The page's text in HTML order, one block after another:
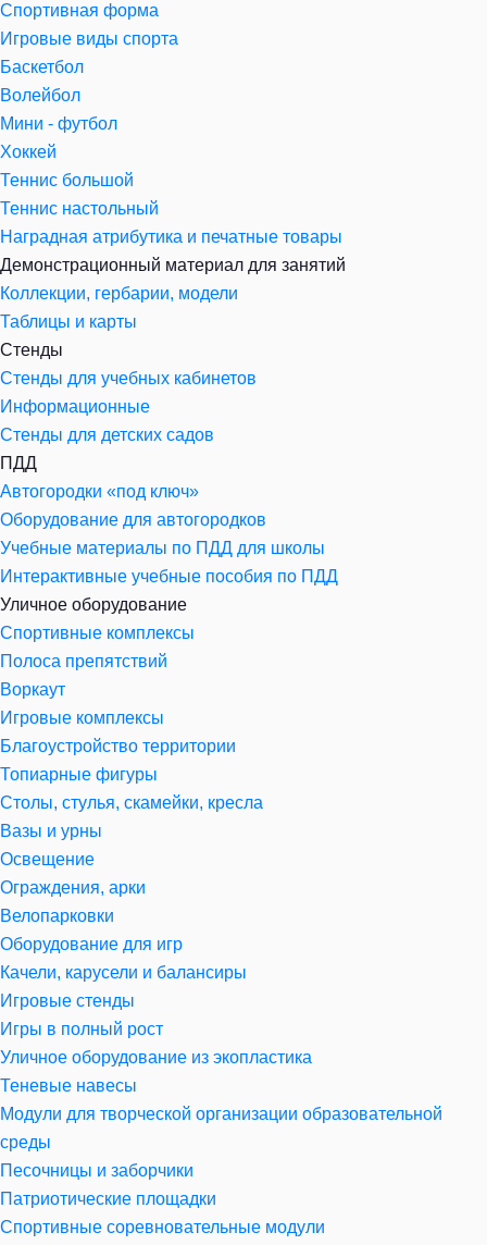
Спортивная форма
Игровые виды спорта
Баскетбол
Волейбол
Мини - футбол
Хоккей
Теннис большой
Теннис настольный
Наградная атрибутика и печатные товары
Демонстрационный материал для занятий
Коллекции, гербарии, модели
Таблицы и карты
Стенды
Стенды для учебных кабинетов
Информационные
Стенды для детских садов
ПДД
Автогородки «под ключ»
Оборудование для автогородков
Учебные материалы по ПДД для школы
Интерактивные учебные пособия по ПДД
Уличное оборудование
Спортивные комплексы
Полоса препятствий
Воркаут
Игровые комплексы
Благоустройство территории
Топиарные фигуры
Столы, стулья, скамейки, кресла
Вазы и урны
Освещение
Ограждения, арки
Велопарковки
Оборудование для игр
Качели, карусели и балансиры
Игровые стенды
Игры в полный рост
Уличное оборудование из экопластика
Теневые навесы
Модули для творческой организации образовательной
среды
Песочницы и заборчики
Патриотические площадки
Спортивные соревновательные модули